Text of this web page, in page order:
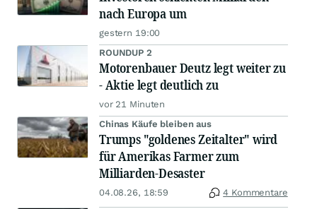
nach Europa um
gestern 19:00
ROUNDUP 2
Motorenbauer Deutz legt weiter zu
- Aktie legt deutlich zu
vor 21 Minuten
Chinas Käufe bleiben aus
Trumps "goldenes Zeitalter" wird
für Amerikas Farmer zum
Milliarden-Desaster
04.08.26, 18:59 4 Kommentare